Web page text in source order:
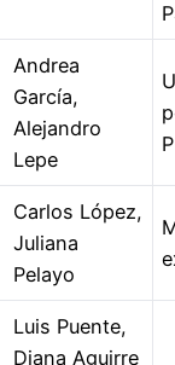
Andrea
García,
Alejandro
Lepe
Carlos López,
Juliana
Pelayo
Luis Puente,
Diana Aguirre